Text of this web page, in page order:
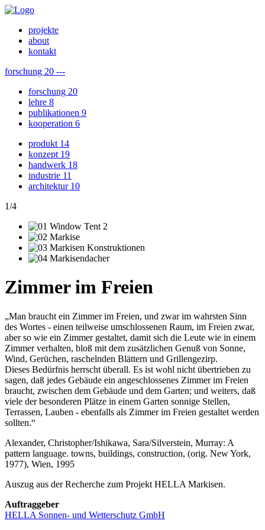
projekte
about
kontakt
forschung 20 ---
forschung 20
lehre 8
publikationen 9
kooperation 6
produkt 14
konzept 19
handwerk 18
industrie 11
architektur 10
1/4
Zimmer im Freien
„Man braucht ein Zimmer im Freien, und zwar im wahrsten Sinn
des Wortes - einen teilweise umschlossenen Raum, im Freien zwar,
aber so wie ein Zimmer gestaltet, damit sich die Leute wie in einem
Zimmer verhalten, bloß mit dem zusätzlichen Genuß von Sonne,
Wind, Gerüchen, raschelnden Blättern und Grillengezirp.
Dieses Bedürfnis herrscht überall. Es ist wohl nicht übertrieben zu
sagen, daß jedes Gebäude ein angeschlossenes Zimmer im Freien
braucht, zwischen dem Gebäude und dem Garten; und weiters, daß
viele der besonderen Plätze in einem Garten sonnige Stellen,
Terrassen, Lauben - ebenfalls als Zimmer im Freien gestaltet werden
sollten.“
Alexander, Christopher/Ishikawa, Sara/Silverstein, Murray: A
pattern language. towns, buildings, construction, (orig. New York,
1977), Wien, 1995
Auszug aus der Recherche zum Projekt HELLA Markisen.
Auftraggeber
HELLA Sonnen- und Wetterschutz GmbH